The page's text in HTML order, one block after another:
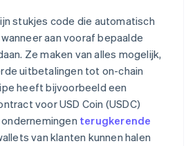
stukjes code die automatisch
aan vooraf bepaalde
Ze maken van alles mogelijk,
uitbetalingen tot on-chain
heeft bijvoorbeeld een
voor USD Coin (USDC)
terugkerende
van klanten kunnen halen